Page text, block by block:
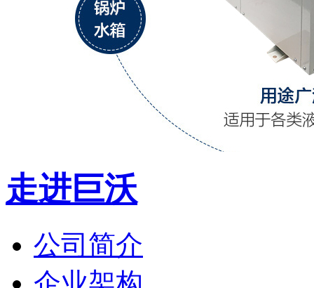
走进巨沃
公司简介